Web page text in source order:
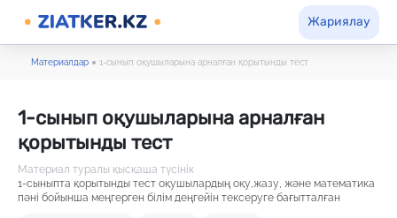
Жариялау
Материалдар ● 1-сынып оқушыларына арналған қорытынды тест
1-сынып оқушыларына арналған
қорытынды тест
Материал туралы қысқаша түсінік
1-сыныпта қорытынды тест оқушылардың оқу,жазу, және математика
пәні бойынша меңгерген білім деңгейін тексеруге бағытталған